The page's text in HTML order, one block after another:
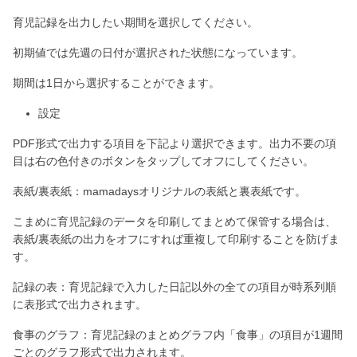
育児記録を出力したい期間を選択してください。
初期値では先週の日付が選択された状態になっています。
期間は1日から選択することができます。
設定
PDF形式で出力する項目を下記より選択できます。出力不要の項
目は右の色付きのボタンをタップしてオフにしてください。
表紙/裏表紙：mamadaysオリジナルの表紙と裏表紙です。
こまめに育児記録のデータを印刷してまとめて保管する場合は、
表紙/裏表紙の出力をオフにすれば重複して印刷することを防げま
す。
記録の表：育児記録で入力した日記以外の全ての項目が時系列順
に表形式で出力されます。
食事のグラフ：育児記録のまとめグラフ内「食事」の項目が1週間
ごとのグラフ形式で出力されます。